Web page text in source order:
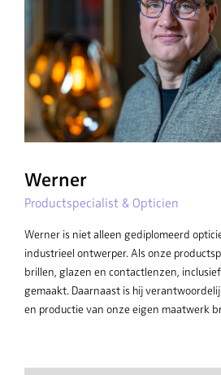
Werner
Productspecialist & Opticien
Werner is niet alleen gediplomeerd
industrieel ontwerper. Als onze
brillen, glazen en contactlenzen,
gemaakt. Daarnaast is hij
en productie van onze eigen maatwerk